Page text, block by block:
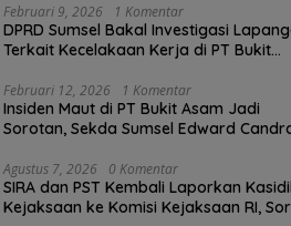
Februari 9, 2026 1 Komentar
DPRD Sumsel Bakal Investigasi
Terkait Kecelakaan Kerja di PT Bukit
Februari 12, 2026 1 Komentar
Insiden Maut di PT Bukit Asam Jadi
Sorotan, Sekda Sumsel Edward
Agustus 7, 2026 0 Komentar
SIRA dan PST Kembali Laporkan
Kejaksaan ke Komisi Kejaksaan RI,